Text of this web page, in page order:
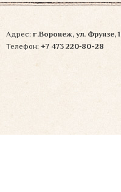
Адрес: г.Воронеж, ул. Фрунзе,
Телефон: +7 473 220‑80-28